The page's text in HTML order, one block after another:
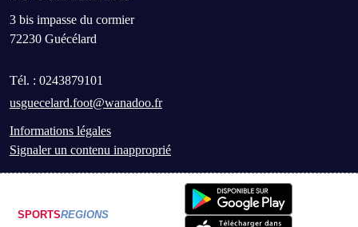
3 bis impasse du cormier
72230 Guécélard
Tél. : 0243879101
usguecelard.foot@wanadoo.fr
Informations légales
Signaler un contenu inapproprié
SPORTSREGIONS